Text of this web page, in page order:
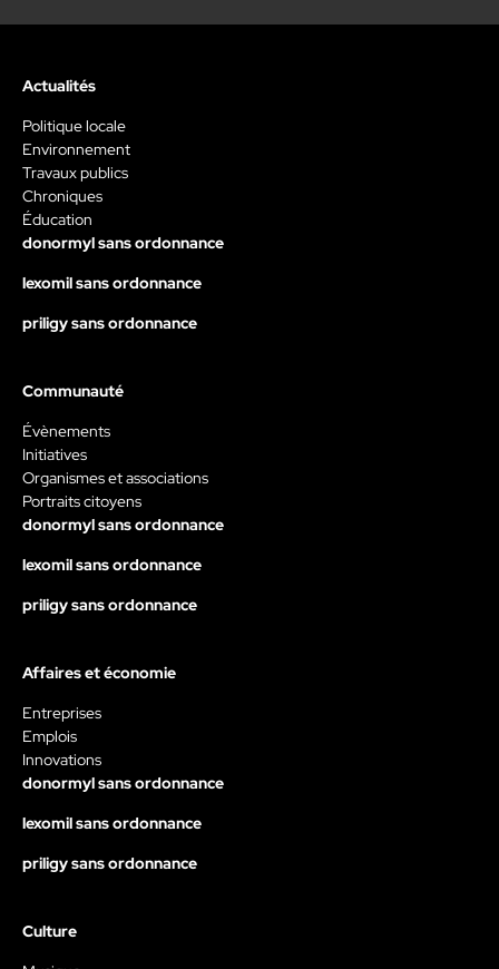
Actualités
Politique locale
Environnement
Travaux publics
Chroniques
Éducation
donormyl sans ordonnance
lexomil sans ordonnance
priligy sans ordonnance
Communauté
Évènements
Initiatives
Organismes et associations
Portraits citoyens
donormyl sans ordonnance
lexomil sans ordonnance
priligy sans ordonnance
Affaires et économie
Entreprises
Emplois
Innovations
donormyl sans ordonnance
lexomil sans ordonnance
priligy sans ordonnance
Culture